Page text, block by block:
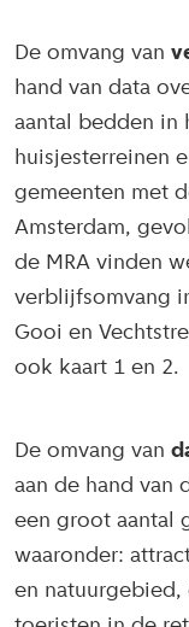
De omvang van
hand van data
aantal bedden in
huisjesterreinen
gemeenten met
Amsterdam,
de MRA vinden
verblijfsomvang
Gooi en
ook kaart 1 en 2.
De omvang van
aan de hand van
een groot aantal
waaronder:
en